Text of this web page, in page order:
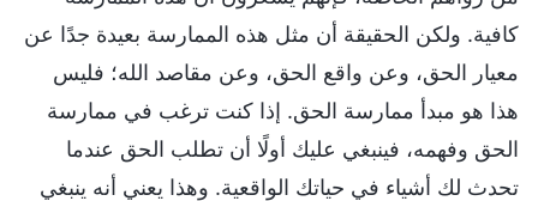
كافية. ولكن الحقيقة أن مثل هذه الممارسة بعيدة جدًا عن
معيار الحق، وعن واقع الحق، وعن مقاصد الله؛ فليس
هذا هو مبدأ ممارسة الحق. إذا كنت ترغب في ممارسة
الحق وفهمه، فينبغي عليك أولًا أن تطلب الحق عندما
تحدث لك أشياء في حياتك الواقعية. وهذا يعني أنه ينبغي